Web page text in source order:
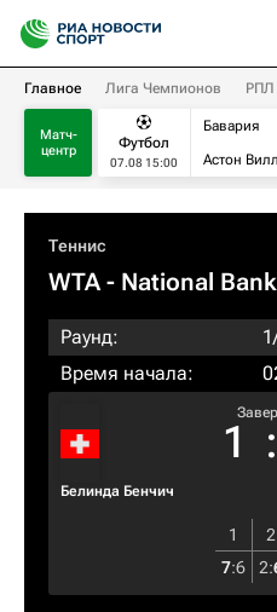
Главное Лига Чемпионов РПЛ
Матч-
центр
Футбол
07.08 15:00
Бавария
Астон
Теннис
WTA- National
Раунд:
Время начала:
Белинда Бенчич
1 :
1 2
7:6 2: